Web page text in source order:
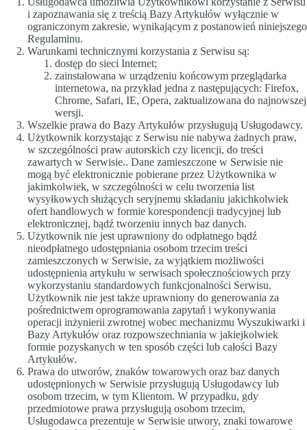
i zapoznawania się z treścią Bazy Artykułów wyłącznie w
ograniczonym zakresie, wynikającym z postanowień niniejszego
Regulaminu.
Warunkami technicznymi korzystania z Serwisu są:
dostęp do sieci Internet;
zainstalowana w urządzeniu końcowym przeglądarka
internetowa, na przykład jedna z następujących: Firefox,
Chrome, Safari, IE, Opera, zaktualizowana do najnowszej
wersji.
Wszelkie prawa do Bazy Artykułów przysługują Usługodawcy.
Użytkownik korzystając z Serwisu nie nabywa żadnych praw,
w szczególności praw autorskich czy licencji, do treści
zawartych w Serwisie.. Dane zamieszczone w Serwisie nie
mogą być elektronicznie pobierane przez Użytkownika w
jakimkolwiek, w szczególności w celu tworzenia list
wysyłkowych służących seryjnemu składaniu jakichkolwiek
ofert handlowych w formie korespondencji tradycyjnej lub
elektronicznej, bądź tworzeniu innych baz danych.
Użytkownik nie jest uprawniony do odpłatnego bądź
nieodpłatnego udostępniania osobom trzecim treści
zamieszczonych w Serwisie, za wyjątkiem możliwości
udostępnienia artykułu w serwisach społecznościowych przy
wykorzystaniu standardowych funkcjonalności Serwisu.
Użytkownik nie jest także uprawniony do generowania za
pośrednictwem oprogramowania zapytań i wykonywania
operacji inżynierii zwrotnej wobec mechanizmu Wyszukiwarki i
Bazy Artykułów oraz rozpowszechniania w jakiejkolwiek
formie pozyskanych w ten sposób części lub całości Bazy
Artykułów.
Prawa do utworów, znaków towarowych oraz baz danych
udostępnionych w Serwisie przysługują Usługodawcy lub
osobom trzecim, w tym Klientom. W przypadku, gdy
przedmiotowe prawa przysługują osobom trzecim,
Usługodawca prezentuje w Serwisie utwory, znaki towarowe